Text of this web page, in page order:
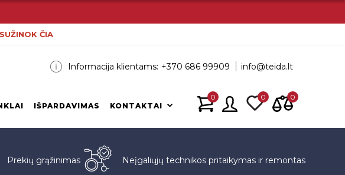
ČIA
Informacija klientams: +370 686 99909 info@teida.lt
IŠPARDAVIMAS KONTAKTAI
0 0 0
Prekių grąžinimas Neįgaliųjų technikos pritaikymas ir remontas